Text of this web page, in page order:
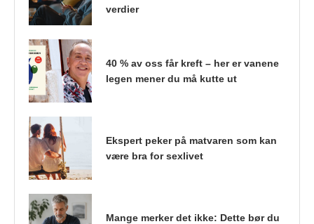
verdier
40 % av oss får kreft – her er vanene
legen mener du må kutte ut
Ekspert peker på matvaren som kan
være bra for sexlivet
Mange merker det ikke: Dette bør du